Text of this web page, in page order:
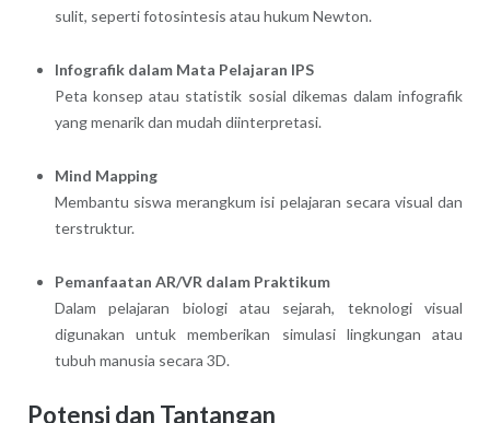
sulit, seperti fotosintesis atau hukum Newton.
Infografik dalam Mata Pelajaran IPS
Peta konsep atau statistik sosial dikemas dalam infografik
yang menarik dan mudah diinterpretasi.
Mind Mapping
Membantu siswa merangkum isi pelajaran secara visual dan
terstruktur.
Pemanfaatan AR/VR dalam Praktikum
Dalam pelajaran biologi atau sejarah, teknologi visual
digunakan untuk memberikan simulasi lingkungan atau
tubuh manusia secara 3D.
Potensi dan Tantangan